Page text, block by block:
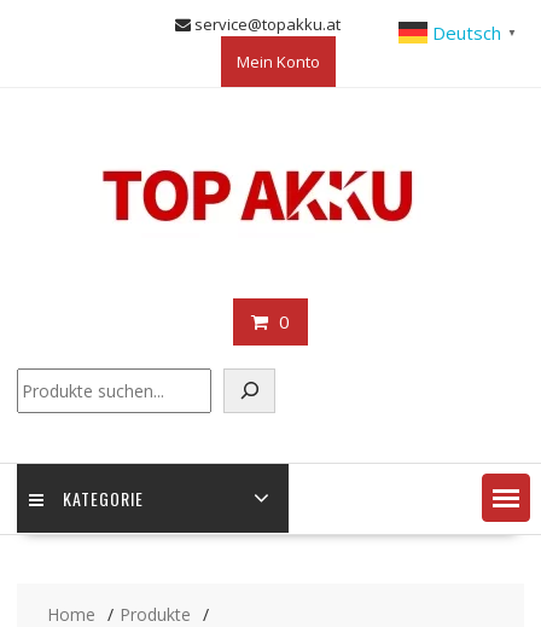
service@topakku.at
Mein Konto
0
KATEGORIE
Home
Produkte
Deutsch ▼